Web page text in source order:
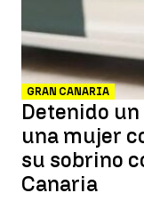
GRAN CANARIA
Detenido
una mujer
su sobrino
Canaria